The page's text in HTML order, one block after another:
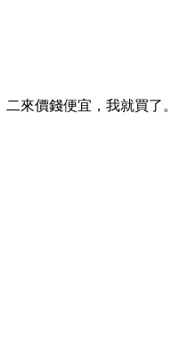
來價錢便宜，我就買了。